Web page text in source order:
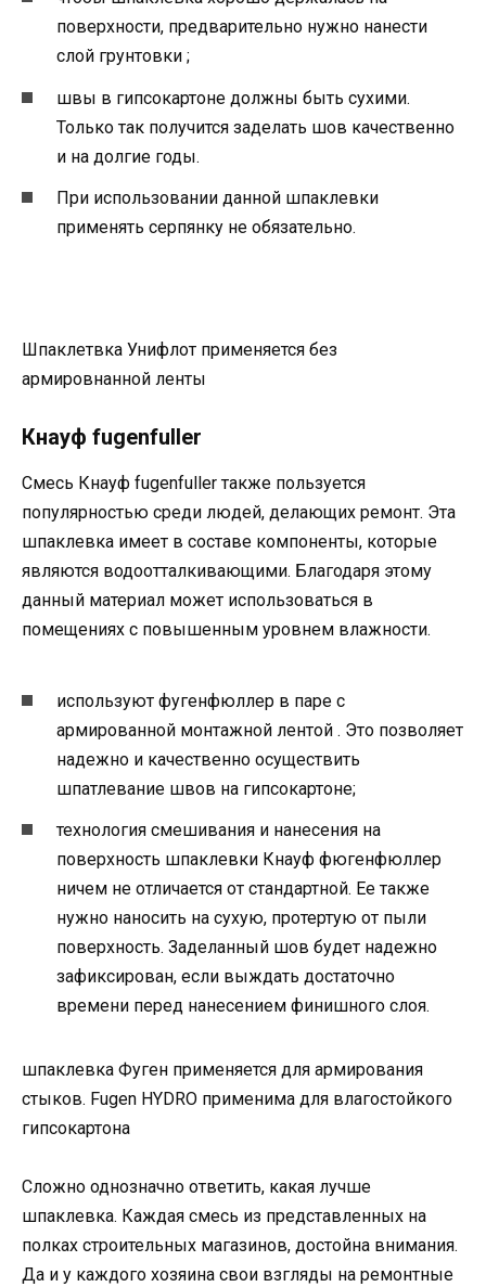
поверхности, предварительно нужно нанести
слой грунтовки ;
швы в гипсокартоне должны быть сухими.
Только так получится заделать шов качественно
и на долгие годы.
При использовании данной шпаклевки
применять серпянку не обязательно.
Шпаклетвка Унифлот применяется без
армировнанной ленты
Кнауф fugenfuller
Смесь Кнауф fugenfuller также пользуется
популярностью среди людей, делающих ремонт. Эта
шпаклевка имеет в составе компоненты, которые
являются водоотталкивающими. Благодаря этому
данный материал может использоваться в
помещениях с повышенным уровнем влажности.
используют фугенфюллер в паре с
армированной монтажной лентой . Это позволяет
надежно и качественно осуществить
шпатлевание швов на гипсокартоне;
технология смешивания и нанесения на
поверхность шпаклевки Кнауф фюгенфюллер
ничем не отличается от стандартной. Ее также
нужно наносить на сухую, протертую от пыли
поверхность. Заделанный шов будет надежно
зафиксирован, если выждать достаточно
времени перед нанесением финишного слоя.
шпаклевка Фуген применяется для армирования
стыков. Fugen HYDRO применима для влагостойкого
гипсокартона
Сложно однозначно ответить, какая лучше
шпаклевка. Каждая смесь из представленных на
полках строительных магазинов, достойна внимания.
Да и у каждого хозяина свои взгляды на ремонтные